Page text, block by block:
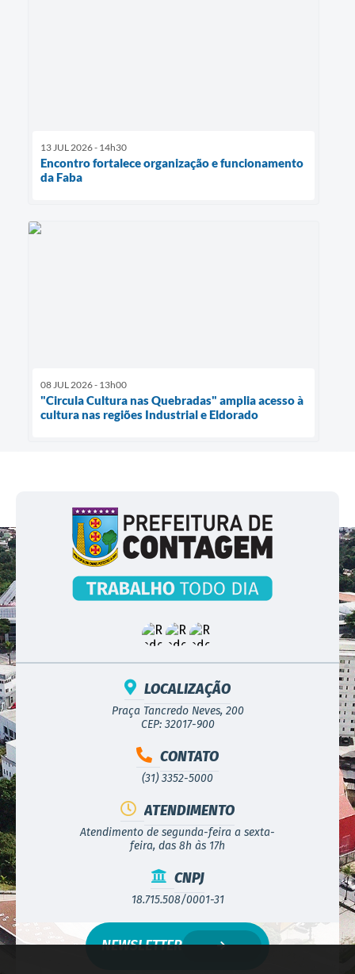
13 JUL 2026 - 14h30
Encontro fortalece organização e funcionamento
da Faba
08 JUL 2026 - 13h00
"Circula Cultura nas Quebradas" amplia acesso à
cultura nas regiões Industrial e Eldorado
LOCALIZAÇÃO
Praça Tancredo Neves, 200
CEP: 32017-900
CONTATO
(31) 3352-5000
ATENDIMENTO
Atendimento de segunda-feira a sexta-
feira, das 8h às 17h
CNPJ
18.715.508/0001-31
NEWSLETTER